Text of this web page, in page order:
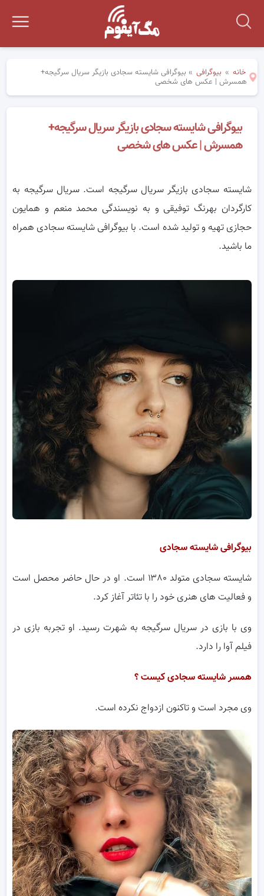
خانه » بیوگرافی » بیوگرافی شایسته سجادی بازیگر سریال سرگیجه+
همسرش | عکس های شخصی
بیوگرافی شایسته سجادی بازیگر سریال سرگیجه+
همسرش | عکس های شخصی
شایسته سجادی بازیگر سریال سرگیجه است. سریال سرگیجه به
کارگردان بهرنگ توفیقی و به نویسندگی محمد منعم و همایون
حجازی تهیه و تولید شده است. با بیوگرافی شایسته سجادی همراه
ما باشید.
بیوگرافی شایسته سجادی
شایسته سجادی متولد ۱۳۸۰ است. او در حال حاضر محصل است
و فعالیت های هنری خود را با تئاتر آغاز کرد.
وی با بازی در سریال سرگیجه به شهرت رسید. او تجربه بازی در
فیلم آوا را دارد.
همسر شایسته سجادی کیست ؟
وی مجرد است و تاکنون ازدواج نکرده است.